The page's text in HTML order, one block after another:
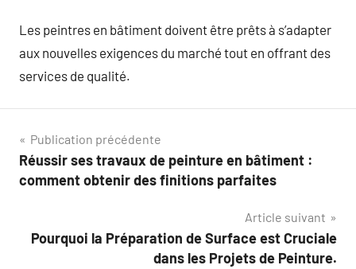
Les peintres en bâtiment doivent être prêts à s’adapter
aux nouvelles exigences du marché tout en offrant des
services de qualité.
Navigation
de
Publication précédente
Réussir ses travaux de peinture en bâtiment :
comment obtenir des finitions parfaites
Article suivant
Pourquoi la Préparation de Surface est Cruciale
dans les Projets de Peinture.